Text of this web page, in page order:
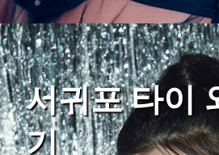
서귀포 타이
기